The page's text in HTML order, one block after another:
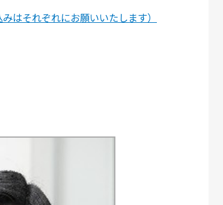
はそれぞれにお願いいたします）